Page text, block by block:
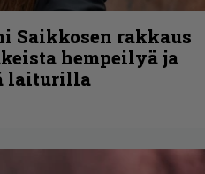
Saikkosen rakkaus
hempeilyä ja
laiturilla